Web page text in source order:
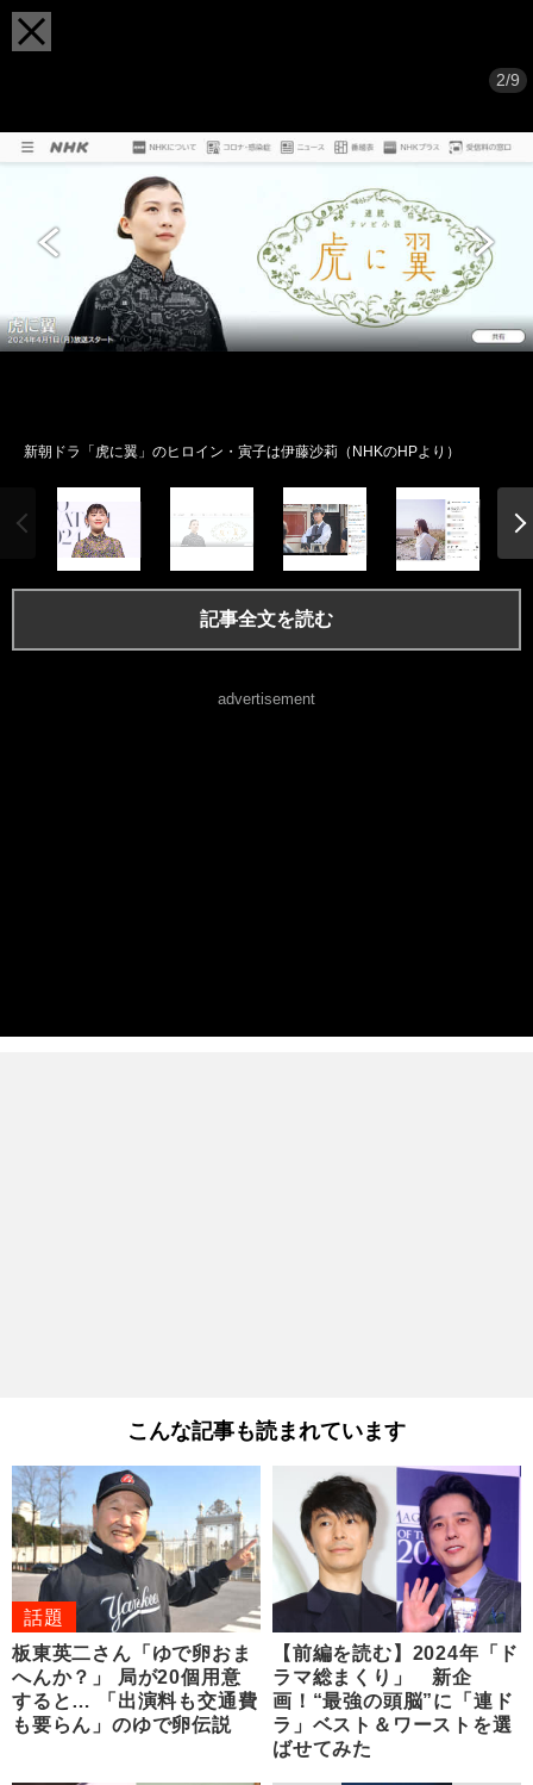
2/9
新朝ドラ「虎に翼」のヒロイン・寅子は伊藤沙莉（NHKのHPより）
記事全文を読む
advertisement
こんな記事も読まれています
話題
板東英二さん「ゆで卵おま
へんか？」 局が20個用意
すると… 「出演料も交通費
も要らん」のゆで卵伝説
【前編を読む】2024年「ド
ラマ総まくり」 新企
画！“最強の頭脳”に「連ド
ラ」ベスト＆ワーストを選
ばせてみた